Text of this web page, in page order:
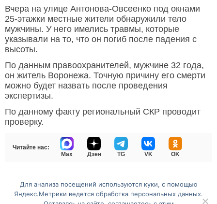
Вчера на улице Антонова-Овсеенко под окнами
25-этажки местные жители обнаружили тело
мужчины. У него имелись травмы, которые
указывали на то, что он погиб после падения с
высоты.
По данным правоохранителей, мужчине 32 года,
он житель Воронежа. Точную причину его смерти
можно будет назвать после проведения
экспертизы.
По данному факту региональный СКР проводит
проверку.
Читайте нас:
Max
Дзен TG VK OK
Перейти на полную версию сайта
Для анализа посещений используются куки, с помощью
Яндекс.Метрики ведется обработка персональных данных.